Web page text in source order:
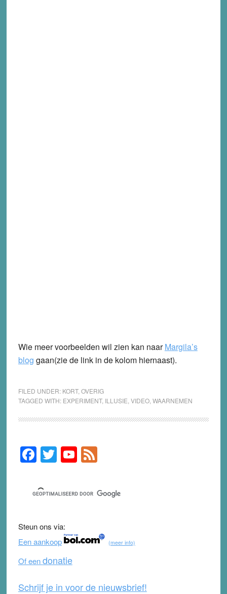
Wie meer voorbeelden wil zien kan naarMargila’s
blog gaan(zie de link in de kolom hiernaast).
FILED UNDER: KORT, OVERIG
TAGGED WITH: EXPERIMENT, ILLUSIE VIDEO, WAARNEMEN
Primary
Sidebar
F
a
c
e
b
o
o
k
T
wi
tt
er
Y
o
u
T
b
e
F
e
d
Steun ons via:
Een aankoop
(meer info)
Of eendonatie
Schrijf je in voor de nieuwsbrief!